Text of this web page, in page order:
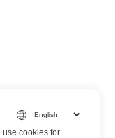
use cookies for